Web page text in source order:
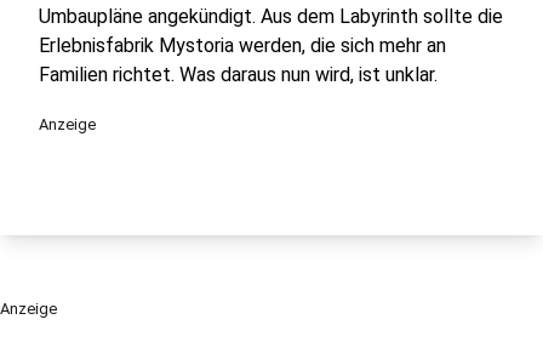
Umbaupläne angekündigt. Aus dem Labyrinth sollte die
Erlebnisfabrik Mystoria werden, die sich mehr an
Familien richtet. Was daraus nun wird, ist unklar.
Anzeige
Anzeige